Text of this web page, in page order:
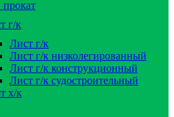
г/к
Лист г/к
Лист г/к низколегированный
Лист г/к конструкционный
Лист г/к судостроительный
х/к